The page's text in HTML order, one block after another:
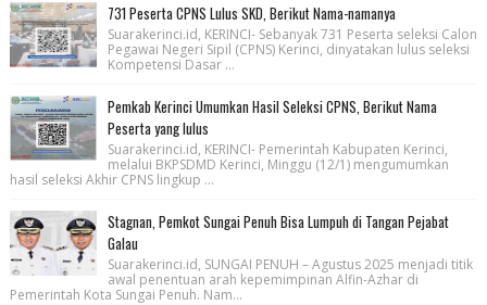
731 Peserta CPNS Lulus SKD, Berikut Nama-namanya
Suarakerinci.id, KERINCI- Sebanyak 731 Peserta seleksi Calon
Pegawai Negeri Sipil (CPNS) Kerinci, dinyatakan lulus seleksi
Kompetensi Dasar ...
Pemkab Kerinci Umumkan Hasil Seleksi CPNS, Berikut Nama
Peserta yang lulus
Suarakerinci.id, KERINCI- Pemerintah Kabupaten Kerinci,
melalui BKPSDMD Kerinci, Minggu (12/1) mengumumkan
hasil seleksi Akhir CPNS lingkup ...
Stagnan, Pemkot Sungai Penuh Bisa Lumpuh di Tangan Pejabat
Galau
Suarakerinci.id, SUNGAI PENUH – Agustus 2025 menjadi titik
awal penentuan arah kepemimpinan Alfin-Azhar di
Pemerintah Kota Sungai Penuh. Nam...